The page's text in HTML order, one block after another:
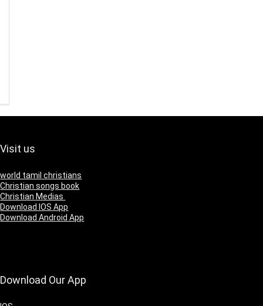
Visit us
world tamil christians
Christian songs book
Christian Medias
Download IOS App
Download Android App
Download Our App